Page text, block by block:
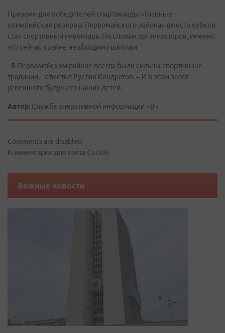
Призами для победителей спартакиады «Главные
олимпийские резервы Первомайского района» вместо кубков
стал спортивный инвентарь. По словам организаторов, именно
это сейчас крайне необходимо школам.
- В Первомайском районе всегда были сильны спортивные
традиции, - отметил Руслан Кондратов. – И в этом залог
успешного будущего наших детей.
Автор: Служба оперативной информации «В»
Comments are disabled
Комментарии для сайта Cackle
Важные новости